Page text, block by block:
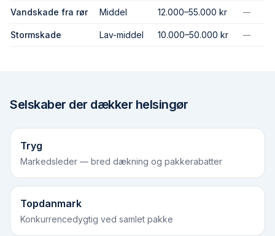
Vandskade fra rør Middel 12.000–55.000 kr —
Stormskade Lav-middel 10.000–50.000 kr —
Selskaber der dækker helsingør
Tryg
Markedsleder — bred dækning og pakkerabatter
Topdanmark
Konkurrencedygtig ved samlet pakke